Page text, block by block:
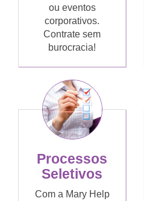
ou eventos
corporativos.
Contrate sem
burocracia!
Processos
Seletivos
Com a Mary Help